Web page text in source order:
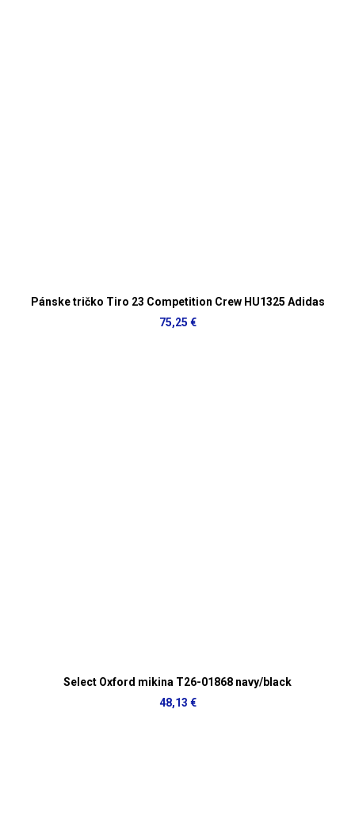
Pánske tričko Tiro 23 Competition Crew HU1325 Adidas
75,25 €
Select Oxford mikina T26-01868 navy/black
48,13 €